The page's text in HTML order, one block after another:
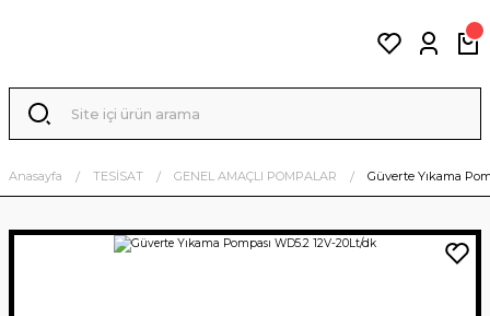
Anasayfa TESİSAT GENEL AMAÇLI POMPALAR Güverte Yıkama